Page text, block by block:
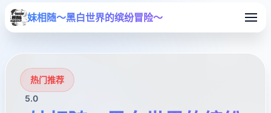
妹相随～黑白世界的缤纷冒险～
热门推荐
5.0